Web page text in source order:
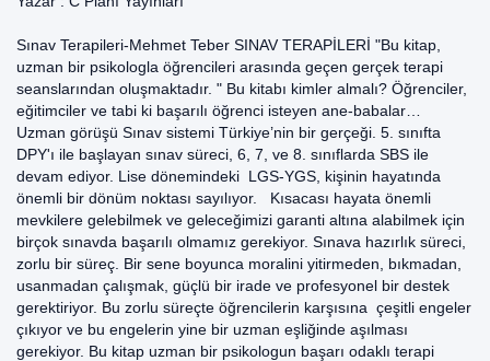
Sınav Terapileri-Mehmet Teber SINAV TERAPİLERİ "Bu kitap,
uzman bir psikologla öğrencileri arasında geçen gerçek terapi
seanslarından oluşmaktadır. " Bu kitabı kimler almalı? Öğrenciler,
eğitimciler ve tabi ki başarılı öğrenci isteyen ane-babalar…
Uzman görüşü Sınav sistemi Türkiye’nin bir gerçeği. 5. sınıfta
DPY'ı ile başlayan sınav süreci, 6, 7, ve 8. sınıflarda SBS ile
devam ediyor. Lise dönemindeki LGS-YGS, kişinin hayatında
önemli bir dönüm noktası sayılıyor. Kısacası hayata önemli
mevkilere gelebilmek ve geleceğimizi garanti altına alabilmek için
birçok sınavda başarılı olmamız gerekiyor. Sınava hazırlık süreci,
zorlu bir süreç. Bir sene boyunca moralini yitirmeden, bıkmadan,
usanmadan çalışmak, güçlü bir irade ve profesyonel bir destek
gerektiriyor. Bu zorlu süreçte öğrencilerin karşısına çeşitli engeler
çıkıyor ve bu engelerin yine bir uzman eşliğinde aşılması
gerekiyor. Bu kitap uzman bir psikologun başarı odaklı terapi